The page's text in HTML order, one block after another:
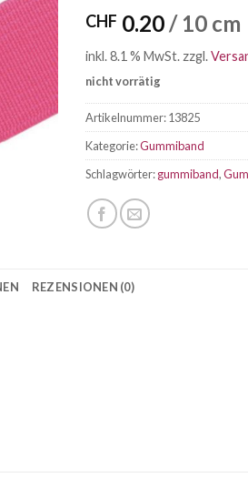
die
CHF 0.20 / 10 cm
inkl. 8.1 % MwSt. zzgl.
nicht vorrätig
Artikelnummer:13825
Kategorie:Gummiband
Schlagwörter:gummiband,
REZENSIONEN (0)